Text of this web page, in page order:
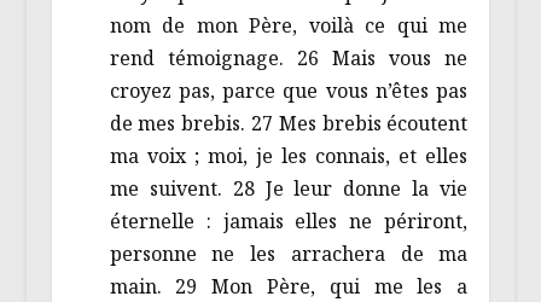
nom de mon Père, voilà ce qui me
rend témoignage. 26 Mais vous ne
croyez pas, parce que vous n’êtes pas
de mes brebis. 27 Mes brebis écoutent
ma voix ; moi, je les connais, et elles
me suivent. 28 Je leur donne la vie
éternelle : jamais elles ne périront,
personne ne les arrachera de ma
main. 29 Mon Père, qui me les a